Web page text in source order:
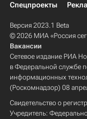
Спецпроекты
Версия 2023.1 Beta
© 2026 МИА «Россия
Вакансии
Сетевое издание РИА
в Федеральной службе
информационных
(Роскомнадзор) 08
Свидетельство о
Учредитель: